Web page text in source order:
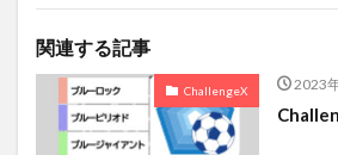
関連する記事
ChallengeX 2023